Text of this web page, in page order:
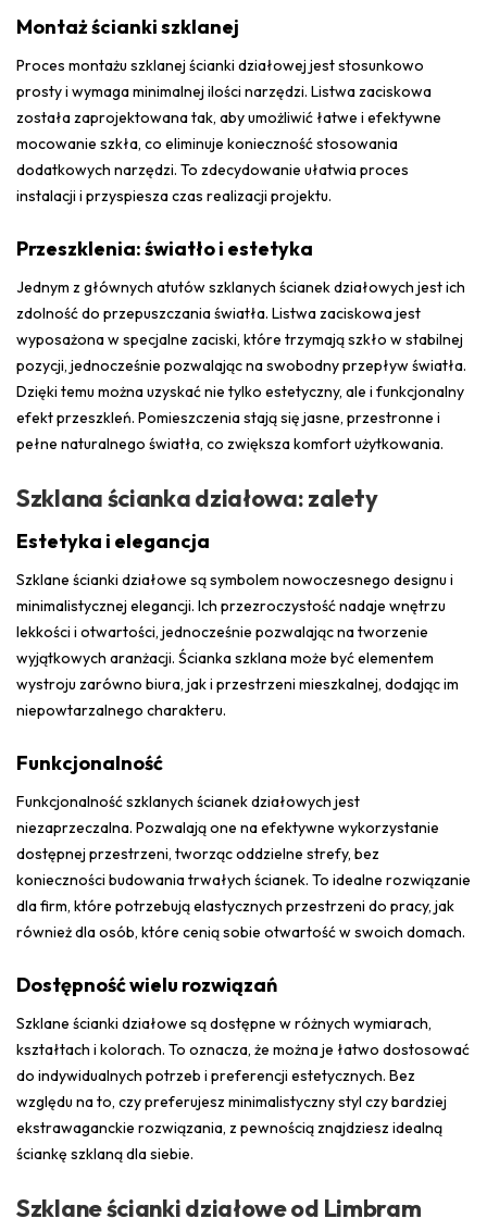
Montaż ścianki szklanej
Proces montażu szklanej ścianki działowej jest stosunkowo
prosty i wymaga minimalnej ilości narzędzi. Listwa zaciskowa
została zaprojektowana tak, aby umożliwić łatwe i efektywne
mocowanie szkła, co eliminuje konieczność stosowania
dodatkowych narzędzi. To zdecydowanie ułatwia proces
instalacji i przyspiesza czas realizacji projektu.
Przeszklenia: światło i estetyka
Jednym z głównych atutów szklanych ścianek działowych jest ich
zdolność do przepuszczania światła. Listwa zaciskowa jest
wyposażona w specjalne zaciski, które trzymają szkło w stabilnej
pozycji, jednocześnie pozwalając na swobodny przepływ światła.
Dzięki temu można uzyskać nie tylko estetyczny, ale i funkcjonalny
efekt przeszkleń. Pomieszczenia stają się jasne, przestronne i
pełne naturalnego światła, co zwiększa komfort użytkowania.
Szklana ścianka działowa: zalety
Estetyka i elegancja
Szklane ścianki działowe są symbolem nowoczesnego designu i
minimalistycznej elegancji. Ich przezroczystość nadaje wnętrzu
lekkości i otwartości, jednocześnie pozwalając na tworzenie
wyjątkowych aranżacji. Ścianka szklana może być elementem
wystroju zarówno biura, jak i przestrzeni mieszkalnej, dodając im
niepowtarzalnego charakteru.
Funkcjonalność
Funkcjonalność szklanych ścianek działowych jest
niezaprzeczalna. Pozwalają one na efektywne wykorzystanie
dostępnej przestrzeni, tworząc oddzielne strefy, bez
konieczności budowania trwałych ścianek. To idealne rozwiązanie
dla firm, które potrzebują elastycznych przestrzeni do pracy, jak
również dla osób, które cenią sobie otwartość w swoich domach.
Dostępność wielu rozwiązań
Szklane ścianki działowe są dostępne w różnych wymiarach,
kształtach i kolorach. To oznacza, że można je łatwo dostosować
do indywidualnych potrzeb i preferencji estetycznych. Bez
względu na to, czy preferujesz minimalistyczny styl czy bardziej
ekstrawaganckie rozwiązania, z pewnością znajdziesz idealną
ściankę szklaną dla siebie.
Szklane ścianki działowe od Limbram